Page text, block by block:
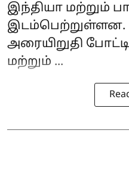
இந்தியா மற்றும்
இடம்பெற்றுள்ளன.
அரையிறுதி
மற்றும் ...